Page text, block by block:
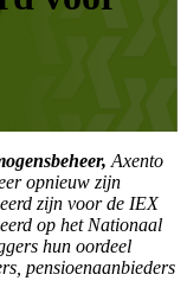
Axento
opnieuw zijn
zijn voor de IEX
op het Nationaal
hun oordeel
pensioenaanbieders